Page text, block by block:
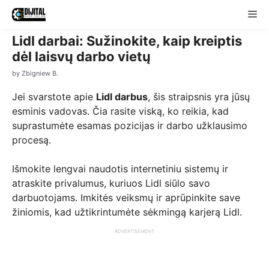
Skip
content
Lidl darbai: Sužinokite, kaip kreiptis
dėl laisvų darbo vietų
by Zbigniew B.
Jei svarstote apie Lidl darbus, šis straipsnis yra jūsų
esminis vadovas. Čia rasite viską, ko reikia, kad
suprastumėte esamas pozicijas ir darbo užklausimo
procesą.
Išmokite lengvai naudotis internetiniu sistemų ir
atraskite privalumus, kuriuos Lidl siūlo savo
darbuotojams. Imkitės veiksmų ir aprūpinkite save
žiniomis, kad užtikrintumėte sėkmingą karjerą Lidl.
ADVERTISEMENT